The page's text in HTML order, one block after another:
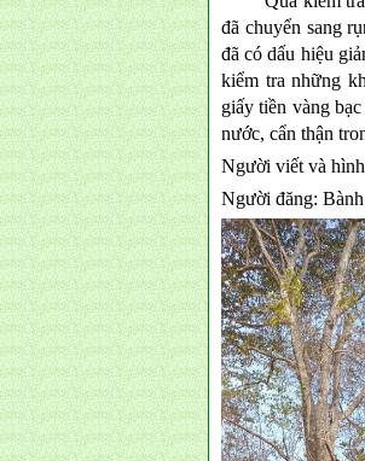
đã chuyển sang
đã có dấu hiệu
kiểm tra những
giấy tiền vàng
nước, cẩn thận
Người viết và
Người đăng: